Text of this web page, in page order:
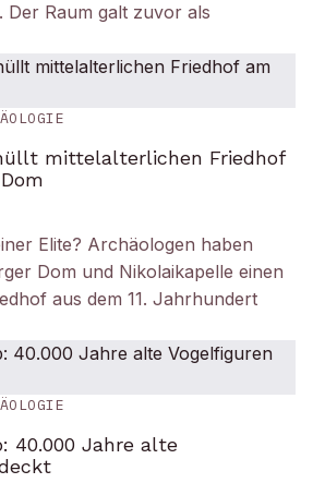
Der Raum galt zuvor als
mittelalterlichen Friedhof
Elite? Archäologen haben
Dom und Nikolaikapelle einen
aus dem 11. Jahrhundert
40.000 Jahre alte